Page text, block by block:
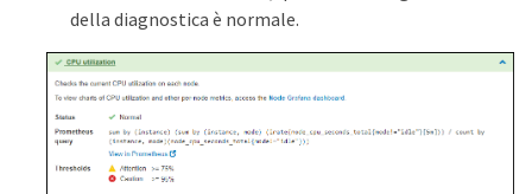
della diagnostica è normale.